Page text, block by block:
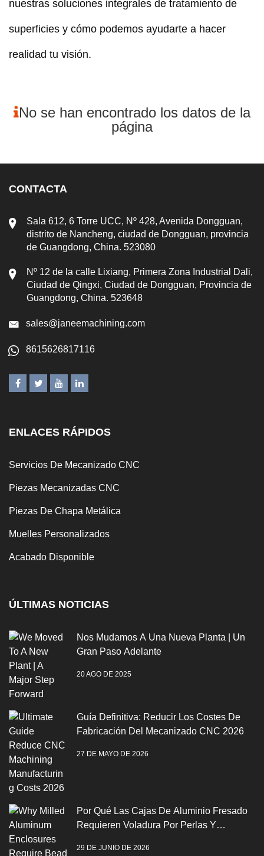
nuestras soluciones integrales de tratamiento de
superficies y cómo podemos ayudarte a hacer
realidad tu visión.
No se han encontrado los datos de la
página
CONTACTA
Sala 612, 6 Torre UCC, Nº 428, Avenida Dongguan,
distrito de Nancheng, ciudad de Dongguan, provincia
de Guangdong, China. 523080
Nº 12 de la calle Lixiang, Primera Zona Industrial Dali,
Ciudad de Qingxi, Ciudad de Dongguan, Provincia de
Guangdong, China. 523648
sales@janeemachining.com
8615626817116
ENLACES RÁPIDOS
Servicios De Mecanizado CNC
Piezas Mecanizadas CNC
Piezas De Chapa Metálica
Muelles Personalizados
Acabado Disponible
ÚLTIMAS NOTICIAS
Nos Mudamos A Una Nueva Planta | Un
Gran Paso Adelante
20 AGO DE 2025
Guía Definitiva: Reducir Los Costes De
Fabricación Del Mecanizado CNC 2026
27 DE MAYO DE 2026
Por Qué Las Cajas De Aluminio Fresado
Requieren Voladura Por Perlas Y
29 DE JUNIO DE 2026